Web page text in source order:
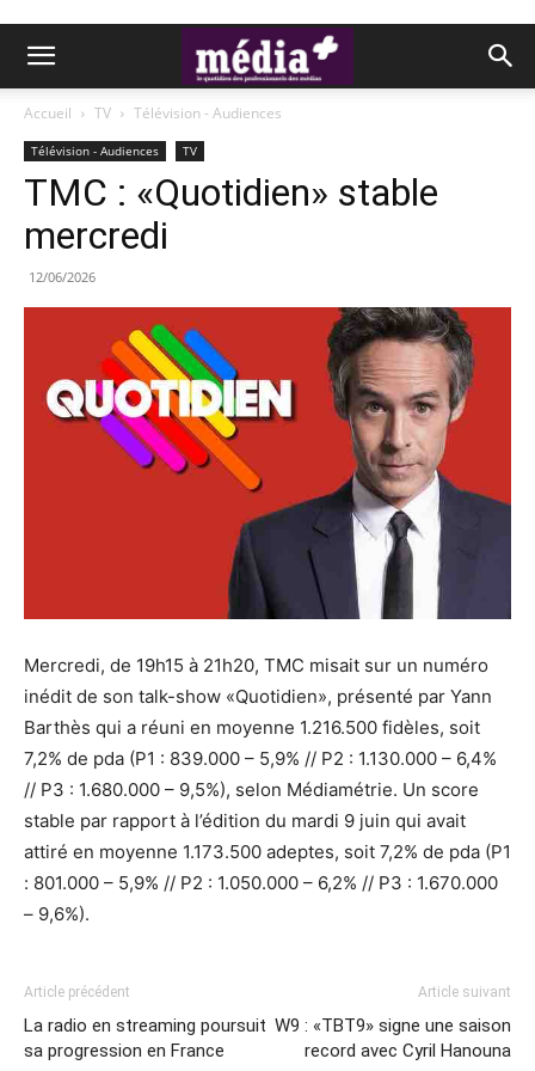
Accueil TV Télévision - Audiences
Télévision - Audiences TV
TMC : «Quotidien» stable
mercredi
12/06/2026
Mercredi, de 19h15 à 21h20, TMC misait sur un numéro
inédit de son talk-show «Quotidien», présenté par Yann
Barthès qui a réuni en moyenne 1.216.500 fidèles, soit
7,2% de pda (P1 : 839.000 – 5,9% // P2 : 1.130.000 – 6,4%
// P3 : 1.680.000 – 9,5%), selon Médiamétrie. Un score
stable par rapport à l’édition du mardi 9 juin qui avait
attiré en moyenne 1.173.500 adeptes, soit 7,2% de pda (P1
: 801.000 – 5,9% // P2 : 1.050.000 – 6,2% // P3 : 1.670.000
– 9,6%).
Article précédent
La radio en streaming poursuit
sa progression en France
Article suivant
W9 : «TBT9» signe une saison
record avec Cyril Hanouna